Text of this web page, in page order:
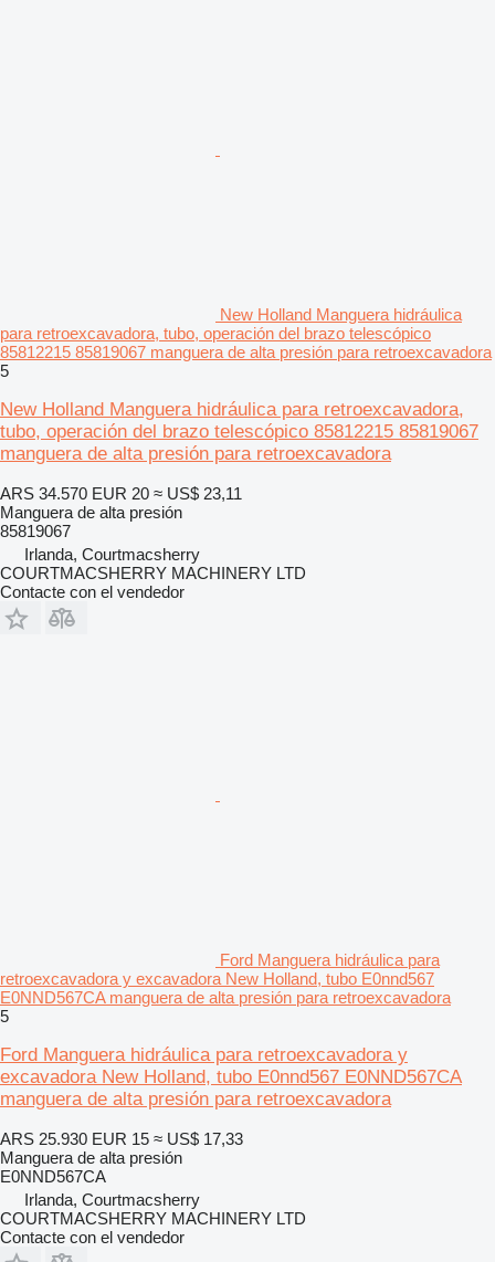
New Holland Manguera hidráulica
para retroexcavadora, tubo, operación del brazo telescópico
85812215 85819067 manguera de alta presión para retroexcavadora
5
New Holland Manguera hidráulica para retroexcavadora,
tubo, operación del brazo telescópico 85812215 85819067
manguera de alta presión para retroexcavadora
ARS 34.570 EUR 20 ≈ US$ 23,11
Manguera de alta presión
85819067
Irlanda, Courtmacsherry
COURTMACSHERRY MACHINERY LTD
Contacte con el vendedor
Ford Manguera hidráulica para
retroexcavadora y excavadora New Holland, tubo E0nnd567
E0NND567CA manguera de alta presión para retroexcavadora
5
Ford Manguera hidráulica para retroexcavadora y
excavadora New Holland, tubo E0nnd567 E0NND567CA
manguera de alta presión para retroexcavadora
ARS 25.930 EUR 15 ≈ US$ 17,33
Manguera de alta presión
E0NND567CA
Irlanda, Courtmacsherry
COURTMACSHERRY MACHINERY LTD
Contacte con el vendedor